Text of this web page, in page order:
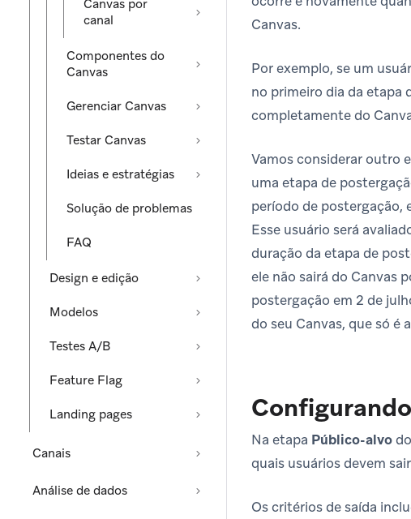
Canvas por
canal
Componentes do
Canvas
Gerenciar Canvas
Testar Canvas
Ideias e estratégias
Solução de problemas
FAQ
Design e edição
Modelos
Testes A/B
Feature Flag
Landing pages
Canais
Análise de dados
Canvas.
Por exemplo, se um
no primeiro dia da etapa
completamente do
Vamos considerar outro
uma etapa de
período de postergação,
Esse usuário será
duração da etapa de
ele não sairá do Canvas
postergação em 2 de
do seu Canvas, que só é
Na etapa Público-alvo
quais usuários devem
Os critérios de saída